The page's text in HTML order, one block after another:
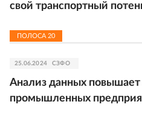
свой транспортный
ПОЛОСА20
25.06.2024 СЗФО
Анализ данных
промышленных